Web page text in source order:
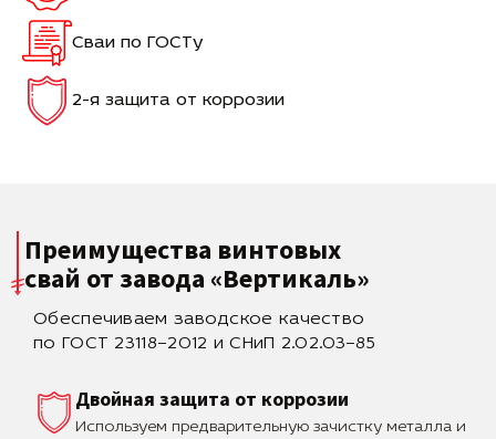
Сваи по ГОСТу
2-я защита от коррозии
Преимущества винтовых
свай от завода «Вертикаль»
Обеспечиваем заводское качество
по ГОСТ 23118–2012 и СНиП 2.02.03–85
Двойная защита от коррозии
Используем предварительную зачистку металла и